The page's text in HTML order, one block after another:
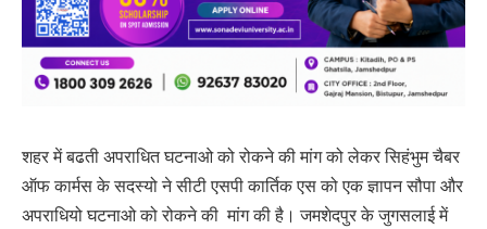
शहर में बढती अपराधित घटनाओ को रोकने की मांग को लेकर सिहंभुम चैबर
ऑफ कार्मस के सदस्यो ने सीटी एसपी कार्तिक एस को एक ज्ञापन सौपा और
अपराधियो घटनाओ को रोकने की मांग की है। जमशेदपुर के जुगसलाई में